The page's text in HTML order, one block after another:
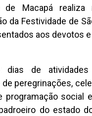
de Macapá realiza
da Festividade de
aos devotos
dias de
de peregrinações,
programação social
do estado